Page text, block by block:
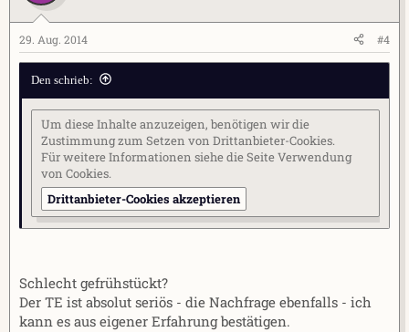
29. Aug. 2014 #4
Den schrieb:
Um diese Inhalte anzuzeigen, benötigen wir die
Zustimmung zum Setzen von Drittanbieter-Cookies.
Für weitere Informationen siehe die SeiteVerwendung
von Cookies.
Drittanbieter-Cookies akzeptieren
Schlecht gefrühstückt?
Der TE ist absolut seriös - die Nachfrage ebenfalls - ich
kann es aus eigener Erfahrung bestätigen.